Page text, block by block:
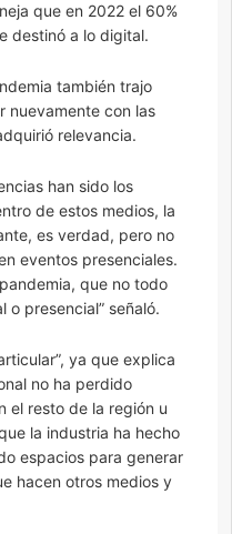
que en 2022 el 60%
destinó a lo digital.
también trajo
nuevamente con las
relevancia.
han sido los
de estos medios, la
es verdad, pero no
eventos presenciales.
que no todo
presencial” señaló.
ya que explica
no ha perdido
el resto de la región u
la industria ha hecho
espacios para generar
hacen otros medios y